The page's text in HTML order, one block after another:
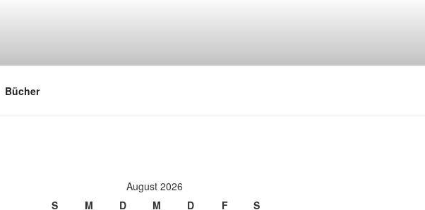
Bücher
August 2026
S
M D M D F
S